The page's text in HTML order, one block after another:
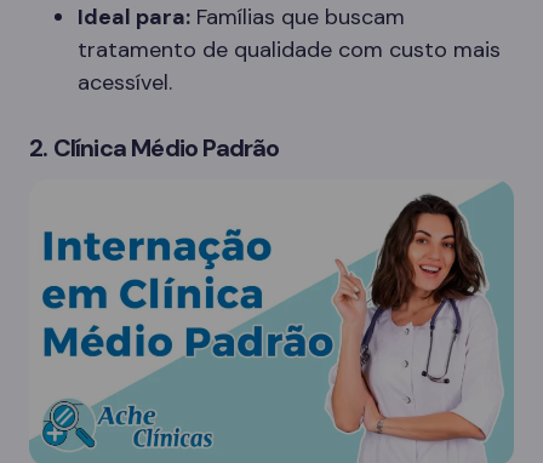
Ideal para: Famílias que buscam
tratamento de qualidade com custo mais
acessível.
2. Clínica Médio Padrão